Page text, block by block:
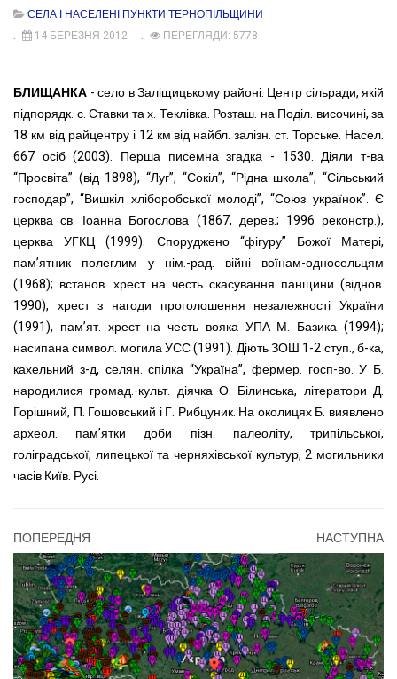
СЕЛА І НАСЕЛЕНІ ПУНКТИ ТЕРНОПІЛЬЩИНИ
14 БЕРЕЗНЯ 2012
ПЕРЕГЛЯДИ: 5778
БЛИЩАНКА - село в Заліщицькому районі. Центр сільради, якій
підпорядк. с. Ставки та х. Теклівка. Розташ. на Поділ. височині, за
18 км від райцентру і 12 км від найбл. залізн. ст. Торське. Насел.
667 осіб (2003). Перша писемна згадка - 1530. Діяли т-ва
“Просвіта” (від 1898), “Луг”, “Сокіл”, “Рідна школа”, “Сільський
господар”, “Вишкіл хліборобської молоді”, “Союз українок”. Є
церква св. Іоанна Богослова (1867, дерев.; 1996 реконстр.),
церква УГКЦ (1999). Споруджено “фігуру” Божої Матері,
пам’ятник полеглим у нім.-рад. війні воїнам-односельцям
(1968); встанов. хрест на честь скасування панщини (віднов.
1990), хрест з нагоди проголошення незалежності України
(1991), пам’ят. хрест на честь вояка УПА М. Базика (1994);
насипана символ. могила УСС (1991). Діють ЗОШ 1-2 ступ., б-ка,
кахельний з-д, селян. спілка “Україна”, фермер. госп-во. У Б.
народилися громад.-культ. діячка О. Білинська, літератори Д.
Горішний, П. Гошовський і Г. Рибцуник. На околицях Б. виявлено
археол. пам’ятки доби пізн. палеоліту, трипільської,
голіградської, липецької та черняхівської культур, 2 могильники
часів Київ. Русі.
ПОПЕРЕДНЯ НАСТУПНА